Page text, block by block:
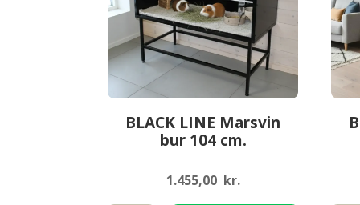
BLACK LINE Marsvin
bur 104 cm.
1.455,00 kr.